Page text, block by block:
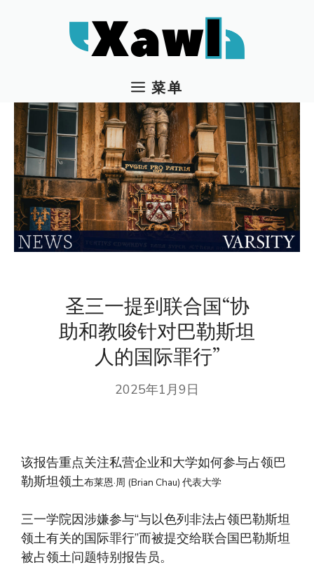
菜单
圣三一提到联合国“协
助和教唆针对巴勒斯坦
人的国际罪行”
2025年1月9日
该报告重点关注私营企业和大学如何参与占领巴
勒斯坦领土布莱恩·周 (Brian Chau) 代表大学
三一学院因涉嫌参与“与以色列非法占领巴勒斯坦
领土有关的国际罪行”而被提交给联合国巴勒斯坦
被占领土问题特别报告员。